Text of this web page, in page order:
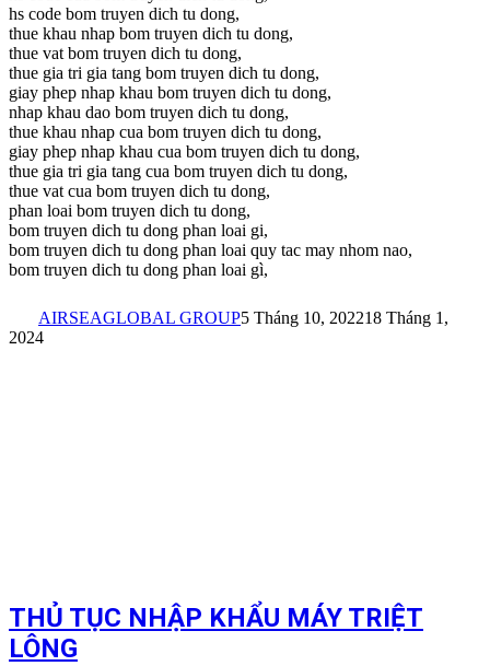
hs code bom truyen dich tu dong,
thue khau nhap bom truyen dich tu dong,
thue vat bom truyen dich tu dong,
thue gia tri gia tang bom truyen dich tu dong,
giay phep nhap khau bom truyen dich tu dong,
nhap khau dao bom truyen dich tu dong,
thue khau nhap cua bom truyen dich tu dong,
giay phep nhap khau cua bom truyen dich tu dong,
thue gia tri gia tang cua bom truyen dich tu dong,
thue vat cua bom truyen dich tu dong,
phan loai bom truyen dich tu dong,
bom truyen dich tu dong phan loai gi,
bom truyen dich tu dong phan loai quy tac may nhom nao,
bom truyen dich tu dong phan loai gì,
AIRSEAGLOBAL GROUP5 Tháng 10, 202218 Tháng 1,
2024
THỦ TỤC NHẬP KHẨU MÁY TRIỆT
LÔNG